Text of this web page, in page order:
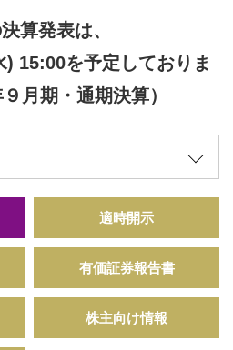
v
a
n
算発表は、
15:00を予定しておりま
月期・通期決算）
適時開示
有価証券報告書
株主向け情報